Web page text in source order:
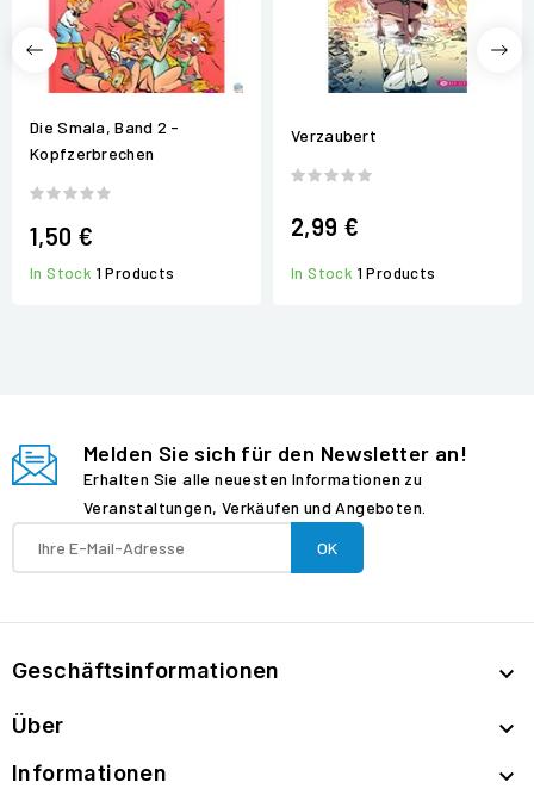
Die Smala, Band 2 -
Kopfzerbrechen
1,50 €
In Stock 1 Products
Verzaubert
2,99 €
In Stock 1 Products
Melden Sie sich für den Newsletter an!
Erhalten Sie alle neuesten Informationen zu
Veranstaltungen, Verkäufen und Angeboten.
Geschäftsinformationen 
Über 
Informationen 